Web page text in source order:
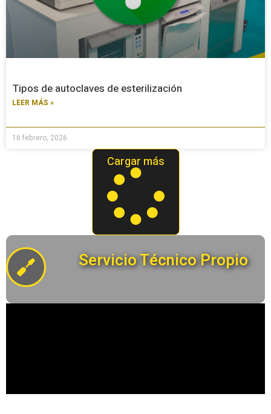
Tipos de autoclaves de esterilización
LEER MÁS »
16 febrero, 2026
Cargar más
Servicio Técnico Propio